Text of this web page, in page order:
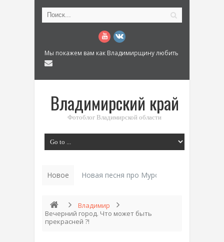
Мы покажем вам как Владимирщину любить
Владимирский край
Фотоблог Владимирской области
Новое Новая песня про Муром: «Былинный
Владимир
Вечерний город. Что может быть
прекрасней ?!